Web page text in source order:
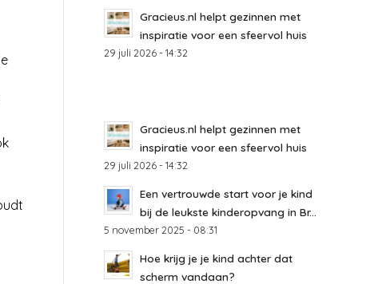
Gracieus.nl helpt gezinnen met
inspiratie voor een sfeervol huis
29 juli 2026 - 14:32
Gracieus.nl helpt gezinnen met
inspiratie voor een sfeervol huis
29 juli 2026 - 14:32
Een vertrouwde start voor je kind
bij de leukste kinderopvang in Br...
5 november 2025 - 08:31
Hoe krijg je je kind achter dat
scherm vandaan?